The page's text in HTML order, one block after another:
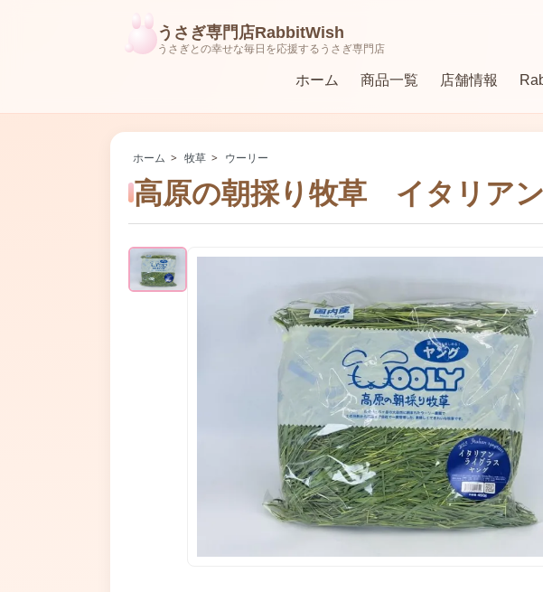
うさぎ専門店RabbitWish
うさぎとの幸せな毎日を応援するうさぎ専門店
ホーム 商品一覧
食器・牧草入れ・給水器
おもちゃ ハウス・マット
店舗情報
ホーム > 牧草 > ウーリー
高原の朝採り牧草 イタリア